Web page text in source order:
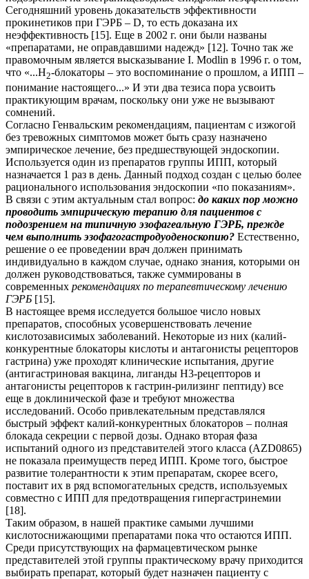
Сегодняшний уровень доказательств эффективности
прокинетиков при ГЭРБ – D, то есть доказана их
неэффективность [15]. Еще в 2002 г. они были названы
«препаратами, не оправдавшими надежд» [12]. Точно так же
правомочным является высказывание I. Modlin в 1996 г. о том,
что «...Н2-блокаторы – это воспоминание о прошлом, а ИПП –
понимание настоящего...» И эти два тезиса пора усвоить
практикующим врачам, поскольку они уже не вызывают
сомнений.
Согласно Генвальским рекомендациям, пациентам с изжогой
без тревожных симптомов может быть сразу назначено
эмпирическое лечение, без предшествующей эндоскопии.
Используется один из препаратов группы ИПП, который
назначается 1 раз в день. Данный подход создан с целью более
рационального использования эндоскопии «по показаниям».
В связи с этим актуальным стал вопрос: до каких пор можно
проводить эмпирическую терапию для пациентов с
подозрением на типичную эзофагеальную ГЭРБ, прежде
чем выполнить эзофагогастродуоденоскопию? Естественно,
решение о ее проведении врач должен принимать
индивидуально в каждом случае, однако знания, которыми он
должен руководствоваться, также суммированы в
современных рекомендациях по терапевтическому лечению
ГЭРБ [15].
В настоящее время исследуется большое число новых
препаратов, способных усовершенствовать лечение
кислотозависимых заболеваний. Некоторые из них (калий-
конкурентные блокаторы кислоты и антагонисты рецепторов
гастрина) уже проходят клинические испытания, другие
(антигастриновая вакцина, лиганды Н3-рецепторов и
антагонисты рецепторов к гастрин-рилизинг пептиду) все
еще в доклинической фазе и требуют множества
исследований. Особо привлекательным представлялся
быстрый эффект калий-конкурентных блокаторов – полная
блокада секреции с первой дозы. Однако вторая фаза
испытаний одного из представителей этого класса (AZD0865)
не показала преимуществ перед ИПП. Кроме того, быстрое
развитие толерантности к этим препаратам, скорее всего,
поставит их в ряд вспомогательных средств, используемых
совместно с ИПП для предотвращения гипергастринемии
[18].
Таким образом, в нашей практике самыми лучшими
кислотоснижающими препаратами пока что остаются ИПП.
Среди присутствующих на фармацевтическом рынке
представителей этой группы практическому врачу приходится
выбирать препарат, который будет назначен пациенту с